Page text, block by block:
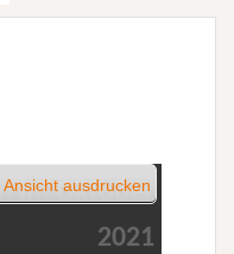
im Oktober
2021
Ansichtausdrucken